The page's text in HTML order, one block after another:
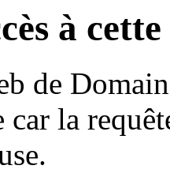
à
de
car la